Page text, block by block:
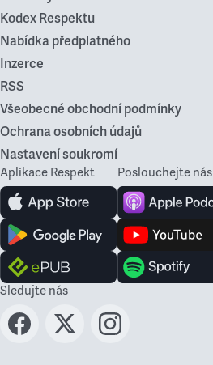
Kodex Respektu
Nabídka předplatného
Inzerce
RSS
Všeobecné obchodní podmínky
Ochrana osobních údajů
Nastavení soukromí
Aplikace Respekt Poslouchejte nás
Sledujte nás